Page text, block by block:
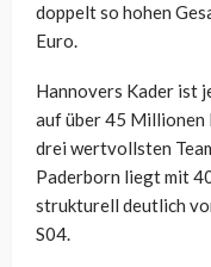
doppelt so hohen
Euro.
Hannovers Kader ist
auf über 45 Millionen
drei wertvollsten
Paderborn liegt mit
strukturell deutlich
S04.